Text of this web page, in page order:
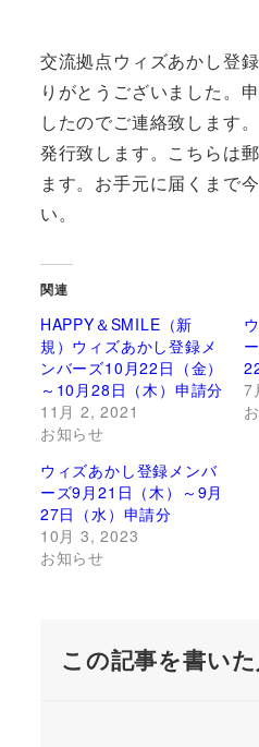
この度は
交流拠点ウィズあかし登
りがとうございました。
したのでご連絡致します
発行致します。こちらは
ます。お手元に届くまで
い。
関連
HAPPY＆SMILE（新
規）ウィズあかし登録メ
ンバーズ10月22日（金）
～10月28日（木）申請分
11月 2, 2021
お知らせ
7
ウィズあかし登録メンバ
ーズ9月21日（木）～9月
27日（水）申請分
10月 3, 2023
お知らせ
この記事を書い